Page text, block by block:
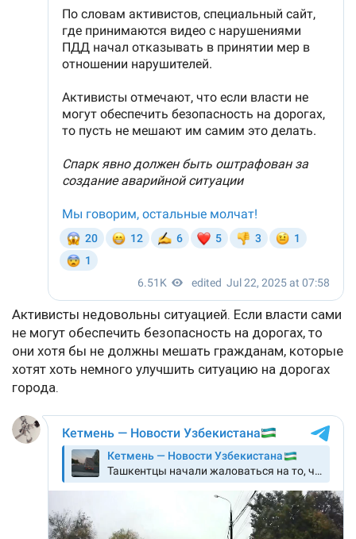
Активисты недовольны ситуацией. Если власти сами
не могут обеспечить безопасность на дорогах, то
они хотя бы не должны мешать гражданам, которые
хотят хоть немного улучшить ситуацию на дорогах
города.